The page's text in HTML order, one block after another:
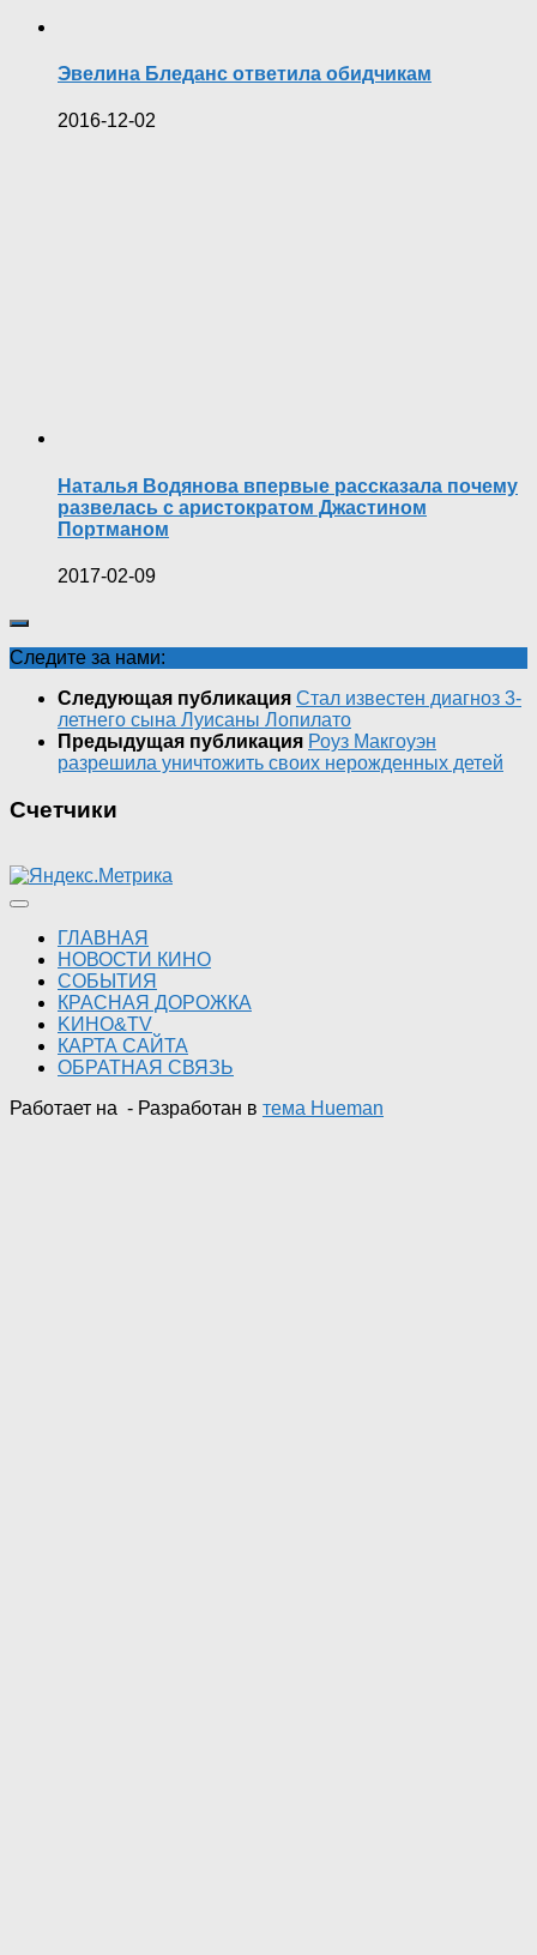
Эвелина Бледанс ответила обидчикам
2016-12-02
Наталья Водянова впервые рассказала почему
развелась с аристократом Джастином
Портманом
2017-02-09
Следите за нами:
Следующая публикация Стал известен диагноз 3-
летнего сына Луисаны Лопилато
Предыдущая публикация Роуз Макгоуэн
разрешила уничтожить своих нерожденных детей
Счетчики
ГЛАВНАЯ
НОВОСТИ КИНО
СОБЫТИЯ
КРАСНАЯ ДОРОЖКА
KИНО&TV
КАРТА САЙТА
ОБРАТНАЯ СВЯЗЬ
Работает на - Разработан в тема Hueman